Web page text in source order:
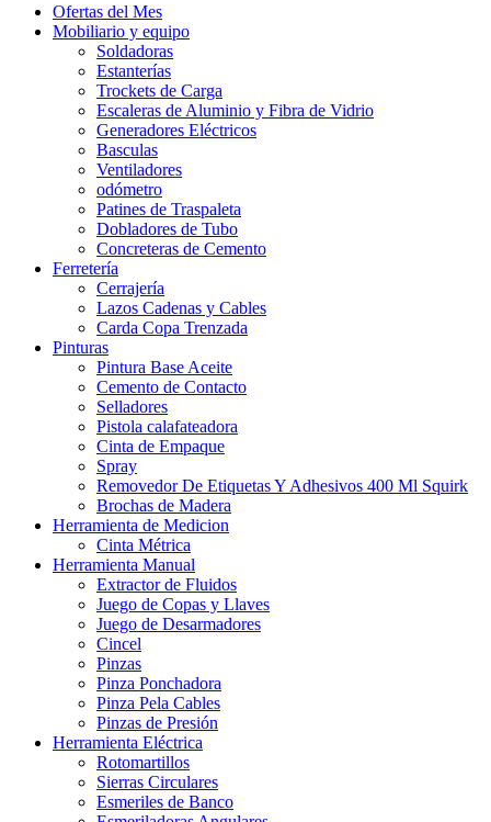
Ofertas del Mes
Mobiliario y equipo
Soldadoras
Estanterías
Trockets de Carga
Escaleras de Aluminio y Fibra de Vidrio
Generadores Eléctricos
Basculas
Ventiladores
odómetro
Patines de Traspaleta
Dobladores de Tubo
Concreteras de Cemento
Ferretería
Cerrajería
Lazos Cadenas y Cables
Carda Copa Trenzada
Pinturas
Pintura Base Aceite
Cemento de Contacto
Selladores
Pistola calafateadora
Cinta de Empaque
Spray
Removedor De Etiquetas Y Adhesivos 400 Ml Squirk
Brochas de Madera
Herramienta de Medicion
Cinta Métrica
Herramienta Manual
Extractor de Fluidos
Juego de Copas y Llaves
Juego de Desarmadores
Cincel
Pinzas
Pinza Ponchadora
Pinza Pela Cables
Pinzas de Presión
Herramienta Eléctrica
Rotomartillos
Sierras Circulares
Esmeriles de Banco